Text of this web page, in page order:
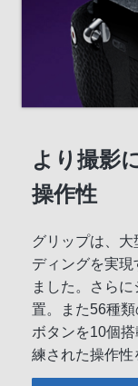
より撮影
操作性
グリップは、
ディングを実
ました。さら
置。また56種
ボタンを10個
練された操作性